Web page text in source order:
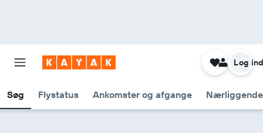
Søg Flystatus Ankomster og afgange
Log